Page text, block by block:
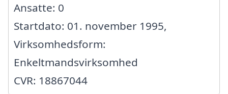
Ansatte: 0
Startdato: 01. november 1995,
Virksomhedsform:
Enkeltmandsvirksomhed
CVR: 18867044